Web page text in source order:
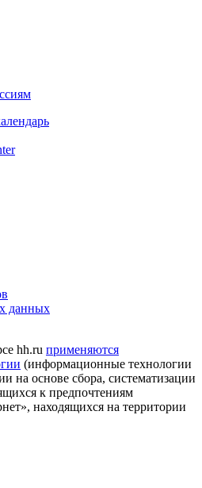
данных
hh.ru применяются
(информационные технологии
на основе сбора, систематизации
к предпочтениям
находящихся на территории